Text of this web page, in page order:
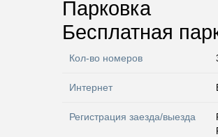
Парковка
Бесплатная
Кол-во номеров
Интернет
Регистрация заезда/выезда